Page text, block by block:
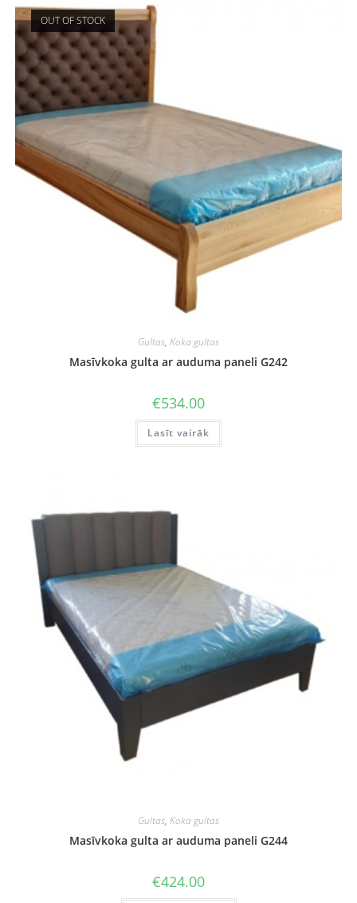
OUT OF STOCK
Gultas, Koka gultas
Masīvkoka gulta ar auduma paneli G242
€534.00
Lasīt vairāk
Gultas, Koka gultas
Masīvkoka gulta ar auduma paneli G244
€424.00